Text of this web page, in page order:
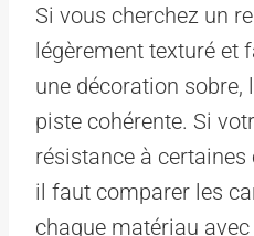
Si vous cherchez un
légèrement texturé et
une décoration sobre,
piste cohérente. Si
résistance à certaines
il faut comparer les
chaque matériau